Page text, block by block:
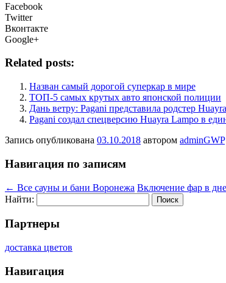
Facebook
Twitter
Вконтакте
Google+
Related posts:
Назван самый дорогой суперкар в мире
ТОП-5 самых крутых авто японской полиции
Дань ветру: Pagani представила родстер
Pagani создал спецверсию Huayra Lampo в
Запись опубликована 03.10.2018 автором adminGWP
Навигация по записям
← Все сауны и бани Воронежа Включение фар в
Найти:
Партнеры
доставка цветов
Навигация